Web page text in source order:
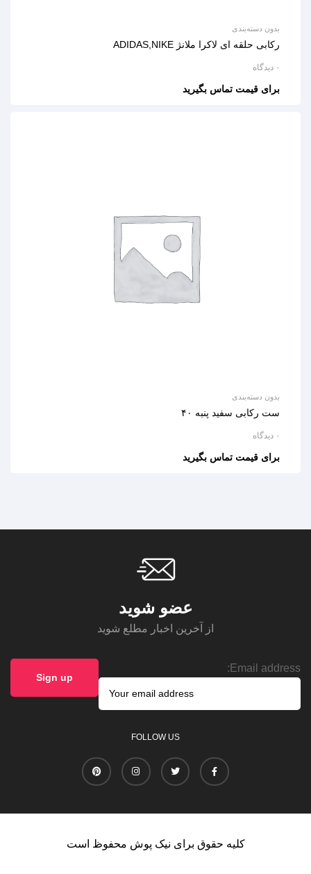
بدون دسته‌بندی
رکابی حلقه ای لاکرا ملانژ ADIDAS,NIKE
۰ دیدگاه
برای قیمت تماس بگیرید
بدون دسته‌بندی
ست رکابی سفید پنبه ۴۰
۰ دیدگاه
برای قیمت تماس بگیرید
عضو شوید
از آخرین اخبار مطلع شوید
Email address:
FOLLOW US
کلیه حقوق برای نیک پوش محفوظ است